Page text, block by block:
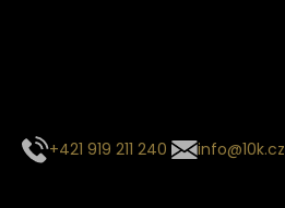
+421 919 211 240 info@10k.cz